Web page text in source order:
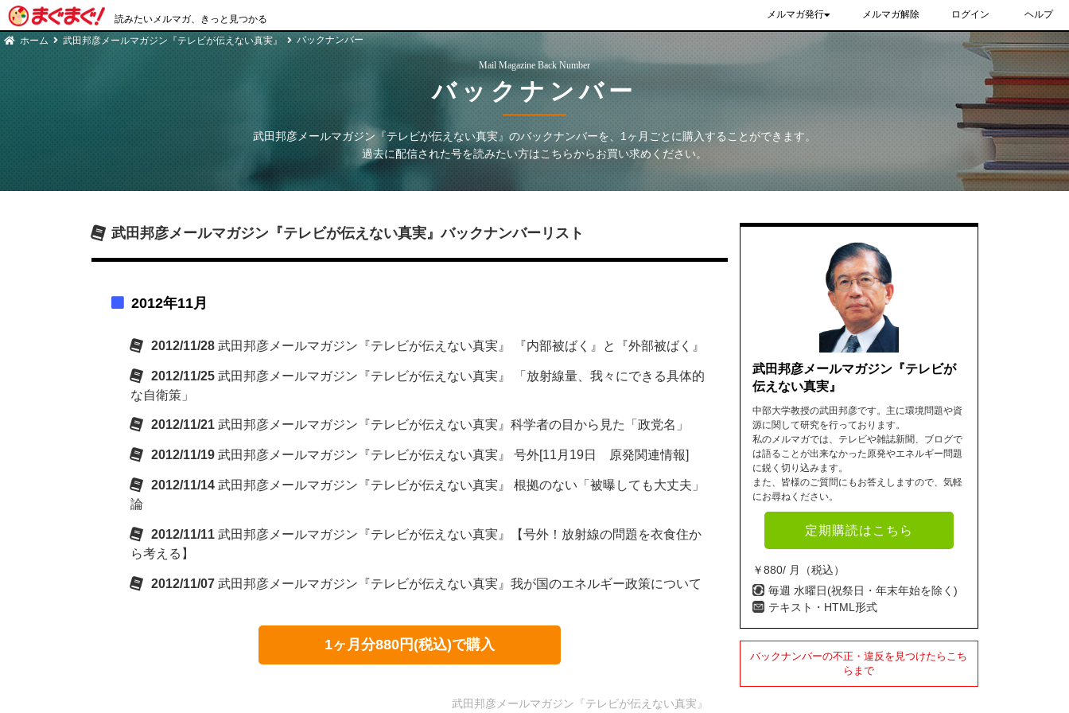
読みたいメルマガ、きっと見つかる メルマガ発行 メルマガ解除 ログイン ヘルプ
ホーム 武田邦彦メールマガジン『テレビが伝えない真実』 バックナンバー
Mail Magazine Back Number
バックナンバー
武田邦彦メールマガジン『テレビが伝えない真実』 のバックナンバーを、1ヶ月ごとに購入することができます。
過去に配信された号を読みたい方はこちらからお買い求めください。
武田邦彦メールマガジン『テレビが伝えない真実』バックナンバーリスト
2012年11月
2012/11/28 武田邦彦メールマガジン『テレビが伝えない真実』 『内部被ばく』と『外部被ばく』
2012/11/25 武田邦彦メールマガジン『テレビが伝えない真実』 「放射線量、我々にできる具体的
な自衛策」
2012/11/21 武田邦彦メールマガジン『テレビが伝えない真実』科学者の目から見た「政党名」
2012/11/19 武田邦彦メールマガジン『テレビが伝えない真実』 号外[11月19日 原発関連情報]
2012/11/14 武田邦彦メールマガジン『テレビが伝えない真実』 根拠のない「被曝しても大丈夫」
論
2012/11/11 武田邦彦メールマガジン『テレビが伝えない真実』【号外！放射線の問題を衣食住か
ら考える】
2012/11/07 武田邦彦メールマガジン『テレビが伝えない真実』我が国のエネルギー政策について
1ヶ月分880円(税込)で購入
武田邦彦メールマガジン『テレビが伝えない真実』
武田邦彦メールマガジン『テレビが
伝えない真実』
中部大学教授の武田邦彦です。主に環境問題や資
源に関して研究を行っております。
私のメルマガでは、テレビや雑誌新聞、ブログで
は語ることが出来なかった原発やエネルギー問題
に鋭く切り込みます。
また、皆様のご質問にもお答えしますので、気軽
にお尋ねください。
定期購読はこちら
￥880/ 月（税込）
毎週 水曜日(祝祭日・年末年始を除く)
テキスト・HTML形式
バックナンバーの不正・違反を見つけたらこち
らまで